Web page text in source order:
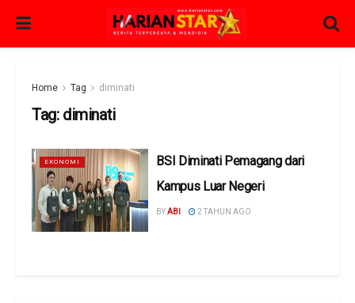
Home Tag diminati
Tag: diminati
EKONOMI
BSI Diminati Pemagang dari
Kampus Luar Negeri
BYABI 2 TAHUN AGO